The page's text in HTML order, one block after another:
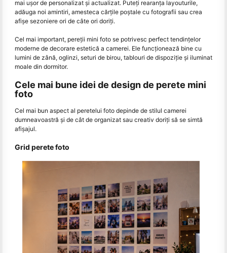
mai ușor de personalizat și actualizat. Puteți rearanța layouturile,
adăuga noi amintiri, amesteca cărțile poștale cu fotografii sau crea
afișe sezoniere ori de câte ori doriți.
Cel mai important, pereții mini foto se potrivesc perfect tendințelor
moderne de decorare estetică a camerei. Ele funcționează bine cu
lumini de zână, oglinzi, seturi de birou, tablouri de dispoziție și iluminat
moale din dormitor.
Cele mai bune idei de design de perete mini
foto
Cel mai bun aspect al peretelui foto depinde de stilul camerei
dumneavoastră și de cât de organizat sau creativ doriți să se simtă
afișajul.
Grid perete foto